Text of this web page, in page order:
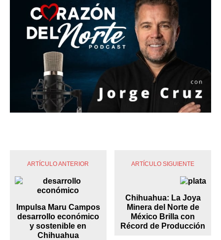
ARTÍCULO ANTERIOR
Impulsa Maru Campos
desarrollo económico
y sostenible en
Chihuahua
ARTÍCULO SIGUIENTE
Chihuahua: La Joya
Minera del Norte de
México Brilla con
Récord de Producción